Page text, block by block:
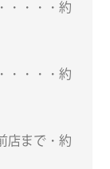
・・・・約
・・・・約
店まで・約